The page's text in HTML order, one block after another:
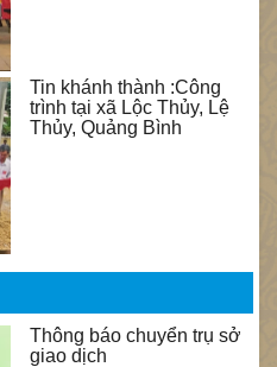
Tin khánh thành :Công
trình tại xã Lộc Thủy, Lệ
Thủy, Quảng Bình
Thông báo chuyển trụ sở
giao dịch